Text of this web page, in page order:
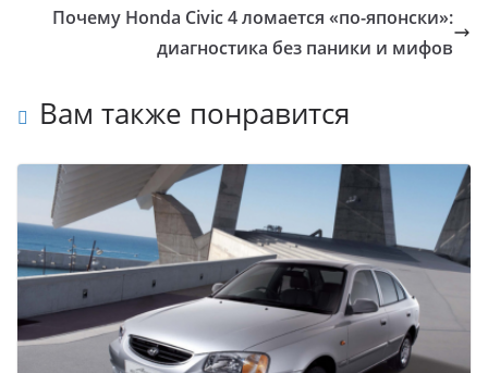
Почему Honda Civic 4 ломается «по-японски»:
диагностика без паники и мифов
Вам также понравится